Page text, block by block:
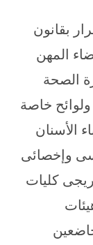
بقانون
أعضاء المهن
الصحة
خاصة
الأسنان
وإخصائى
كليات